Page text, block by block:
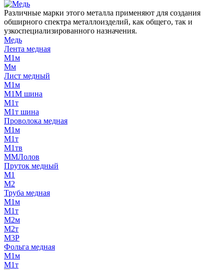
Различные марки этого металла применяют для создания
обширного спектра металлоизделий, как общего, так и
узкоспециализированного назначения.
Медь
Лента медная
М1м
Мм
Лист медный
М1м
М1М шина
М1т
М1т шина
Проволока медная
М1м
М1т
М1тв
ММЛолов
Пруток медный
М1
М2
Труба медная
М1м
М1т
М2м
М2т
М3Р
Фольга медная
М1м
М1т